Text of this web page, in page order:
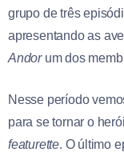
grupo de três
apresentando as
Andorum dos
Nesse período
para se tornar o
featurette. O último